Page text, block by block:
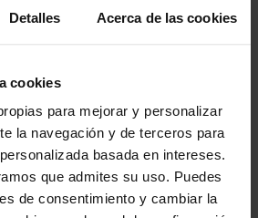
Detalles Acerca de las cookies
cookies
para mejorar y personalizar
la navegación y de terceros para
basada en intereses.
que admites su uso. Puedes
de consentimiento y cambiar la
gran tamaño (y hasta 17
plana y limpia de
para el
Laboral
modelo comercial está